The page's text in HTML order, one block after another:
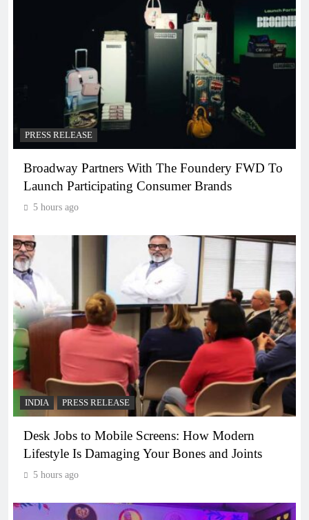
PRESS RELEASE
Broadway Partners With The Foundery FWD To
Launch Participating Consumer Brands
5 hours ago
INDIA PRESS RELEASE
Desk Jobs to Mobile Screens: How Modern
Lifestyle Is Damaging Your Bones and Joints
5 hours ago